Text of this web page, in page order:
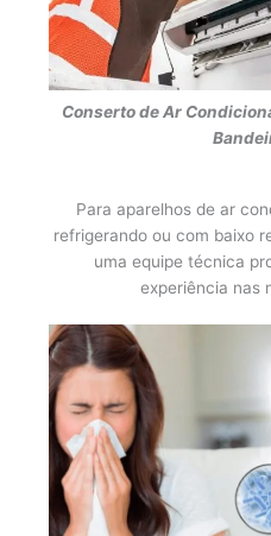
Conserto de Ar
Para aparelhos de ar
refrigerando ou com baixo
uma equipe técnica
experiência nas